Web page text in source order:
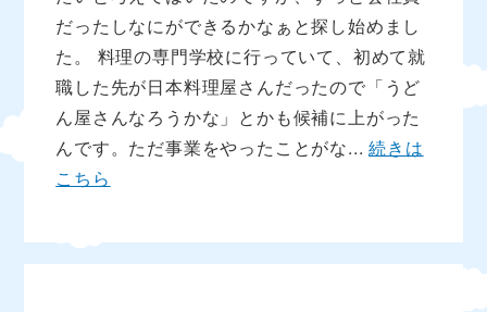
だったしなにができるかなぁと探し始めまし
た。 料理の専門学校に行っていて、初めて就
職した先が日本料理屋さんだったので「うど
ん屋さんなろうかな」とかも候補に上がった
んです。ただ事業をやったことがな...続きは
こちら